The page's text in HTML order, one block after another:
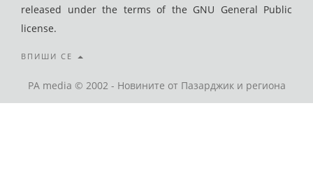
released under the terms of the GNU General Public
license.
ВПИШИ СЕ
PA media © 2002 - Новините от Пазарджик и региона